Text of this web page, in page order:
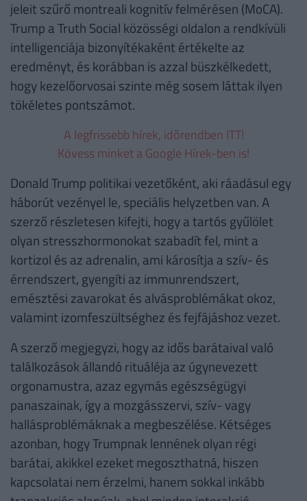
jeleit szűrő montreali kognitív felmérésen (MoCA).
Trump a Truth Social közösségi oldalon a rendkívüli
intelligenciája bizonyítékaként értékelte az
eredményt, és korábban is azzal büszkélkedett,
hogy kezelőorvosai szinte még sosem láttak ilyen
tökéletes pontszámot.
A legfrissebb hírek, időrendben ITT!
Kövess minket a Google Hírek-ben is!
Donald Trump politikai vezetőként, aki ráadásul egy
háborút vezényel le, speciális helyzetben van. A
szerző részletesen kifejti, hogy a tartós gyűlölet
olyan stresszhormonokat szabadít fel, mint a
kortizol és az adrenalin, ami károsítja a szív- és
érrendszert, gyengíti az immunrendszert,
emésztési zavarokat és alvásproblémákat okoz,
valamint izomfeszültséghez és fejfájáshoz vezet.
A szerző megjegyzi, hogy az idős barátaival való
találkozások állandó rituáléja az úgynevezett
orgonamustra, azaz egymás egészségügyi
panaszainak, így a mozgásszervi, szív- vagy
hallásproblémáknak a megbeszélése. Kétséges
azonban, hogy Trumpnak lennének olyan régi
barátai, akikkel ezeket megoszthatná, hiszen
kapcsolatai nem érzelmi, hanem sokkal inkább